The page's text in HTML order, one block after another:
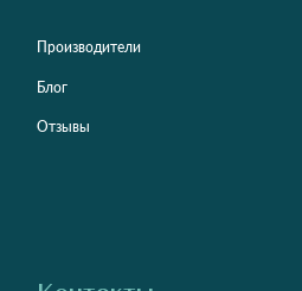
Производители
Блог
Отзывы